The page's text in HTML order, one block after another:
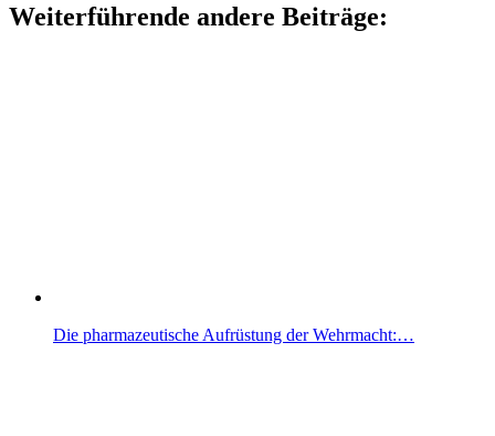
Weiterführende andere Beiträge:
Die pharmazeutische Aufrüstung der Wehrmacht:…